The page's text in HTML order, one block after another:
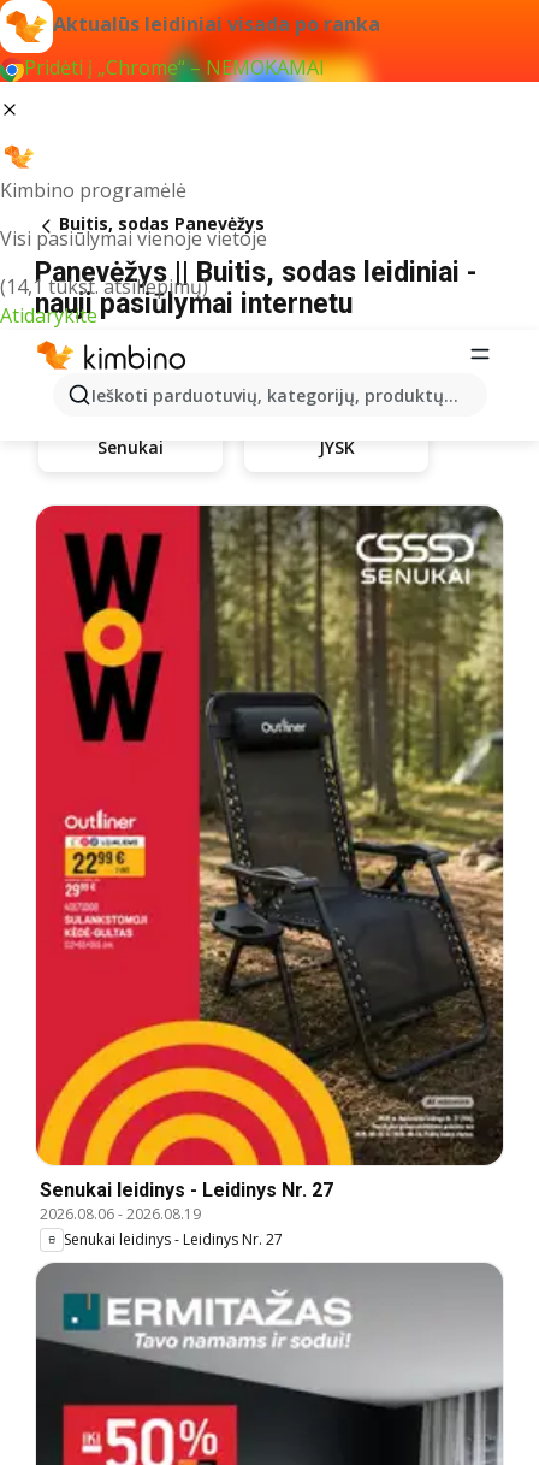
Aktualūs leidiniai visada po ranka
Pridėti į „Chrome“ – NEMOKAMAI
Kimbino programėlė
Visi pasiūlymai vienoje vietoje
(14,1 tūkst. atsiliepimų)
Atidarykite
Ieškoti parduotuvių, kategorijų, produktų...
Buitis, sodas Panevėžys
Panevėžys || Buitis, sodas leidiniai -
nauji pasiūlymai internetu
Senukai JYSK
Senukai leidinys - Leidinys Nr. 27
2026.08.06-2026.08.19
Senukai leidinys - Leidinys Nr. 27